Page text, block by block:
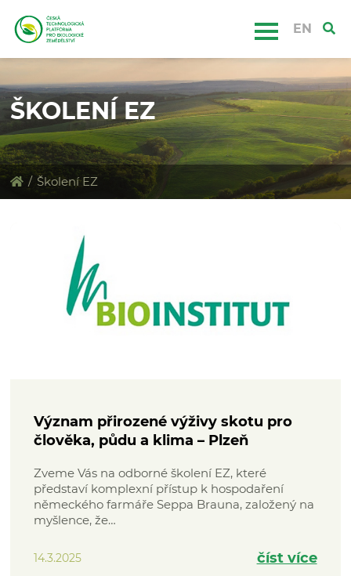
EN
ŠKOLENÍ EZ
/ Školení EZ
Význam přirozené výživy skotu pro
člověka, půdu a klima – Plzeň
Zveme Vás na odborné školení EZ, které
představí komplexní přístup k hospodaření
německého farmáře Seppa Brauna, založený na
myšlence, že…
14.3.2025 číst více